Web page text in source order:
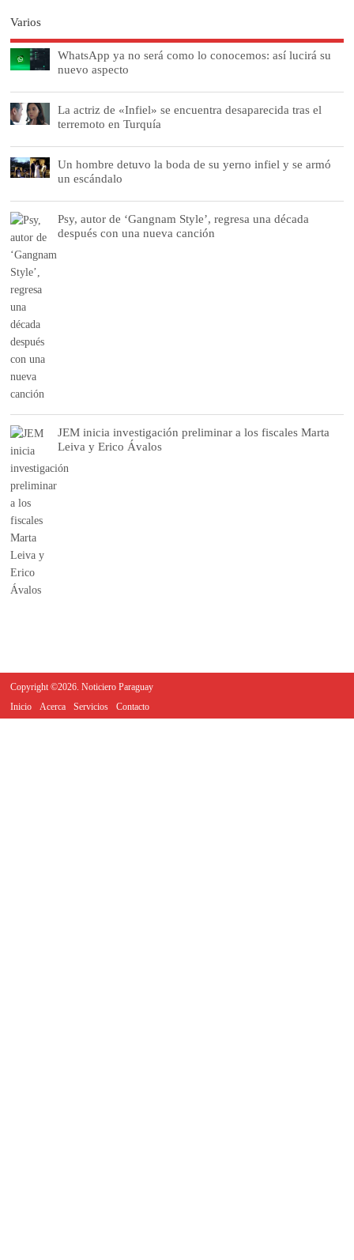
Varios
WhatsApp ya no será como lo conocemos: así lucirá su
nuevo aspecto
La actriz de «Infiel» se encuentra desaparecida tras el
terremoto en Turquía
Un hombre detuvo la boda de su yerno infiel y se armó
un escándalo
Psy, autor de ‘Gangnam Style’, regresa una década
después con una nueva canción
JEM inicia investigación preliminar a los fiscales Marta
Leiva y Erico Ávalos
Copyright ©2026. Noticiero Paraguay
Inicio
Acerca Servicios Contacto